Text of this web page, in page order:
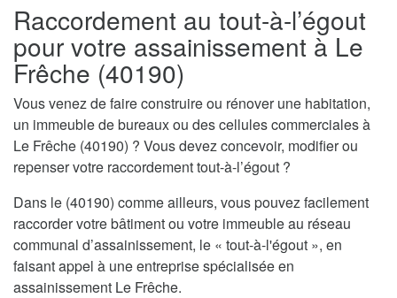
Raccordement au tout-à-l’égout
pour votre assainissement à Le
Frêche (40190)
Vous venez de faire construire ou rénover une habitation,
un immeuble de bureaux ou des cellules commerciales à
Le Frêche (40190) ? Vous devez concevoir, modifier ou
repenser votre raccordement tout-à-l’égout ?
Dans le (40190) comme ailleurs, vous pouvez facilement
raccorder votre bâtiment ou votre immeuble au réseau
communal d’assainissement, le « tout-à-l'égout », en
faisant appel à une entreprise spécialisée en
assainissement Le Frêche.